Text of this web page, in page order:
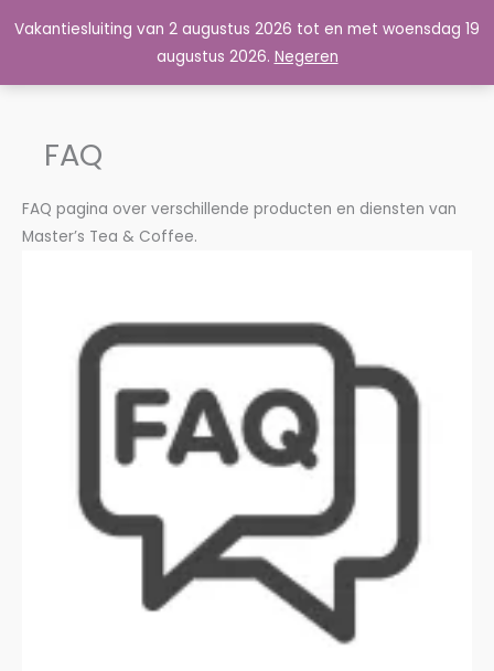
Vakantiesluiting van 2 augustus 2026 tot en met woensdag 19
augustus 2026. Negeren
naarMaster's Tea & Coffee
FAQ
FAQ pagina over verschillende producten en diensten van
Master’s Tea & Coffee.